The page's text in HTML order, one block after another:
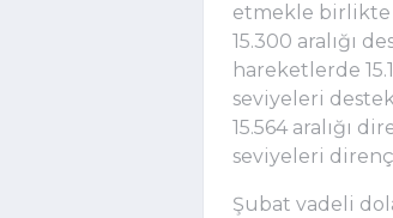
etmekle birlikte
15.300 aralığı
hareketlerde
seviyeleri
15.564 aralığı
seviyeleri
Şubat vadeli